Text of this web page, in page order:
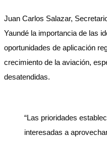
Juan Carlos Salazar,
Yaundé la importancia de las
oportunidades de aplicación
crecimiento de la aviación,
desatendidas.
“Las prioridades
interesadas a